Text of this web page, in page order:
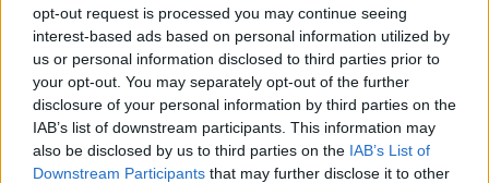
opt-out request is processed you may continue seeing
interest-based ads based on personal information utilized by
us or personal information disclosed to third parties prior to
your opt-out. You may separately opt-out of the further
disclosure of your personal information by third parties on the
IAB’s list of downstream participants. This information may
also be disclosed by us to third parties on the IAB’s List of
Downstream Participants that may further disclose it to other